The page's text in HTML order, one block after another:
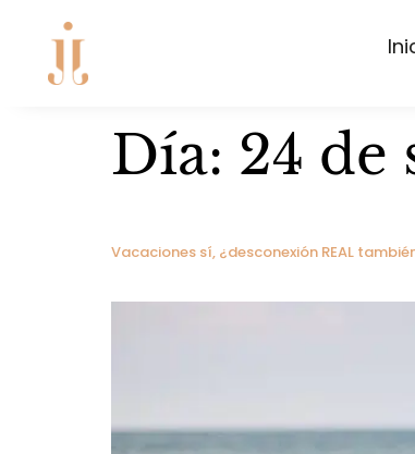
Día: 24 de
Vacaciones sí, ¿desconexión REAL